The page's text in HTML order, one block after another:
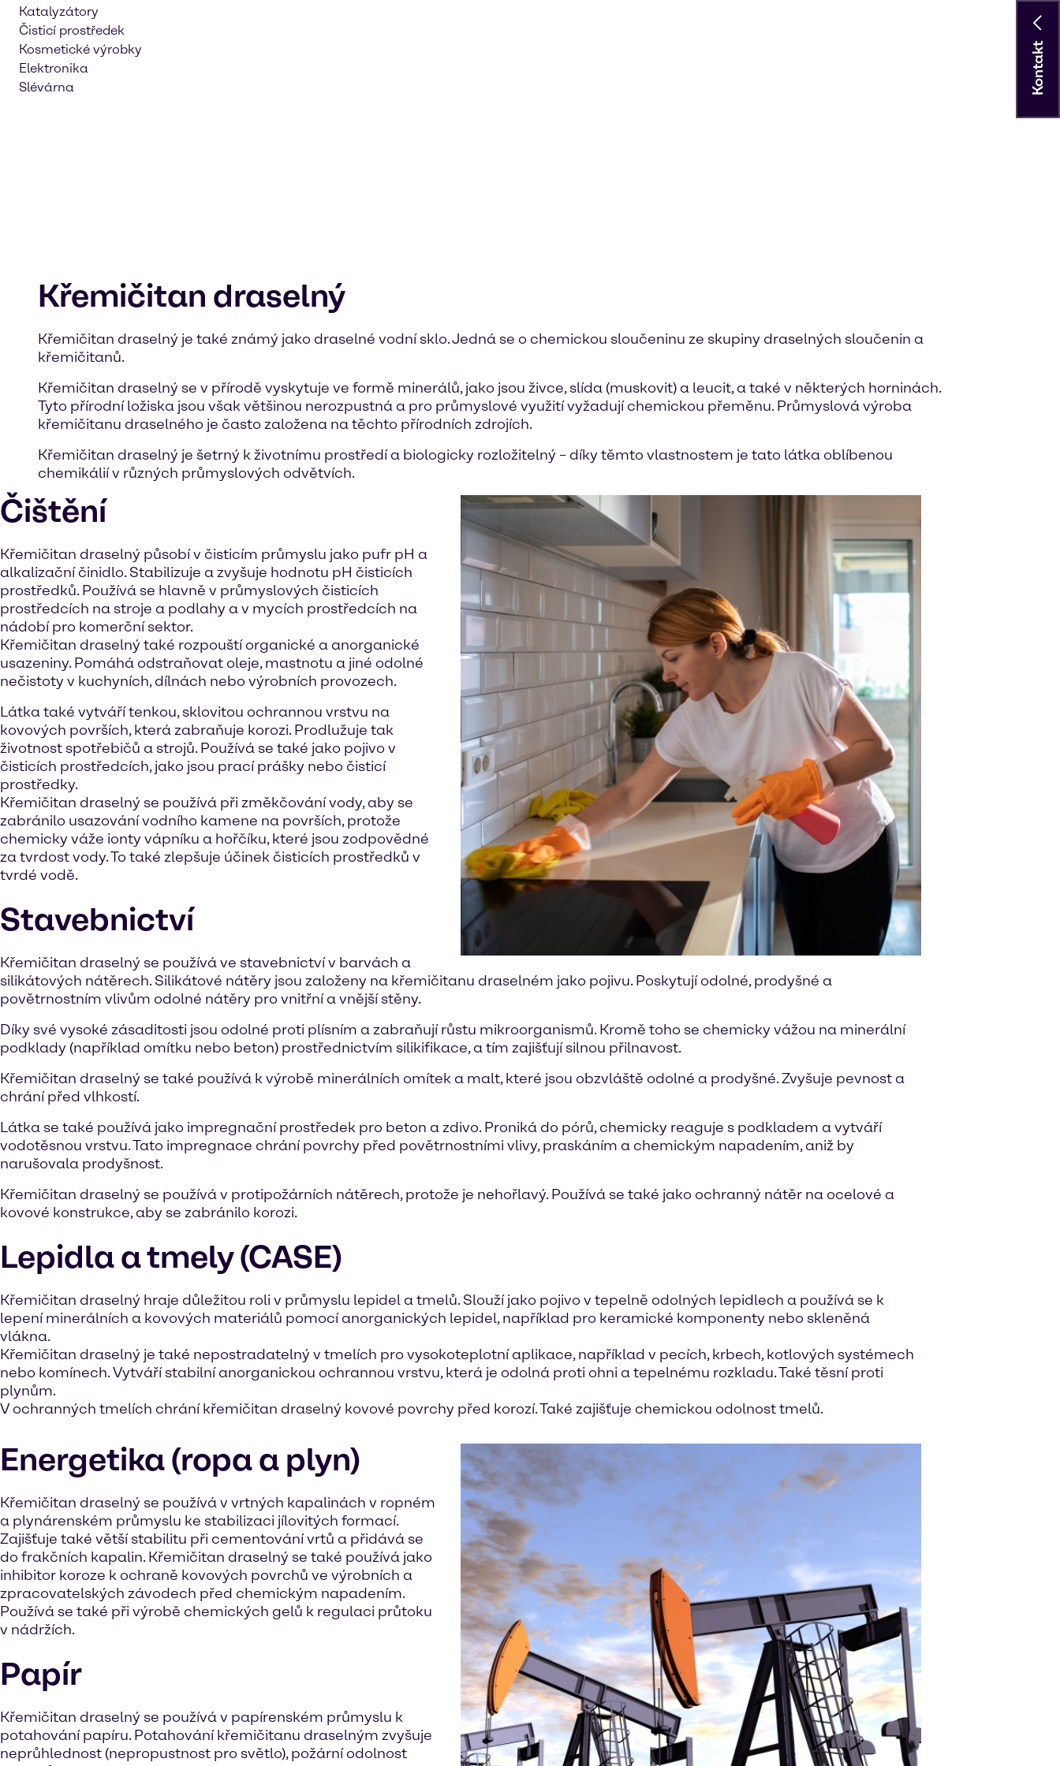
Katalyzátory
Čisticí prostředek
Kosmetické výrobky
Elektronika
Slévárna
Křemičitan draselný
Křemičitan draselný je také známý jako draselné vodní sklo. Jedná se o chemickou sloučeninu ze skupiny draselných sloučenin a
křemičitanů.
Křemičitan draselný se v přírodě vyskytuje ve formě minerálů, jako jsou živce, slída (muskovit) a leucit, a také v některých horninách.
Tyto přírodní ložiska jsou však většinou nerozpustná a pro průmyslové využití vyžadují chemickou přeměnu. Průmyslová výroba
křemičitanu draselného je často založena na těchto přírodních zdrojích.
Křemičitan draselný je šetrný k životnímu prostředí a biologicky rozložitelný – díky těmto vlastnostem je tato látka oblíbenou
chemikálií v různých průmyslových odvětvích.
Čištění
Křemičitan draselný působí v čisticím průmyslu jako pufr pH a
alkalizační činidlo. Stabilizuje a zvyšuje hodnotu pH čisticích
prostředků. Používá se hlavně v průmyslových čisticích
prostředcích na stroje a podlahy a v mycích prostředcích na
nádobí pro komerční sektor.
Křemičitan draselný také rozpouští organické a anorganické
usazeniny. Pomáhá odstraňovat oleje, mastnotu a jiné odolné
nečistoty v kuchyních, dílnách nebo výrobních provozech.
Látka také vytváří tenkou, sklovitou ochrannou vrstvu na
kovových površích, která zabraňuje korozi. Prodlužuje tak
životnost spotřebičů a strojů. Používá se také jako pojivo v
čisticích prostředcích, jako jsou prací prášky nebo čisticí
prostředky.
Křemičitan draselný se používá při změkčování vody, aby se
zabránilo usazování vodního kamene na površích, protože
chemicky váže ionty vápníku a hořčíku, které jsou zodpovědné
za tvrdost vody. To také zlepšuje účinek čisticích prostředků v
tvrdé vodě.
Stavebnictví
Křemičitan draselný se používá ve stavebnictví v barvách a
silikátových nátěrech. Silikátové nátěry jsou založeny na křemičitanu draselném jako pojivu. Poskytují odolné, prodyšné a
povětrnostním vlivům odolné nátěry pro vnitřní a vnější stěny.
Díky své vysoké zásaditosti jsou odolné proti plísním a zabraňují růstu mikroorganismů. Kromě toho se chemicky vážou na minerální
podklady (například omítku nebo beton) prostřednictvím silikifikace, a tím zajišťují silnou přilnavost.
Křemičitan draselný se také používá k výrobě minerálních omítek a malt, které jsou obzvláště odolné a prodyšné. Zvyšuje pevnost a
chrání před vlhkostí.
Látka se také používá jako impregnační prostředek pro beton a zdivo. Proniká do pórů, chemicky reaguje s podkladem a vytváří
vodotěsnou vrstvu. Tato impregnace chrání povrchy před povětrnostními vlivy, praskáním a chemickým napadením, aniž by
narušovala prodyšnost.
Křemičitan draselný se používá v protipožárních nátěrech, protože je nehořlavý. Používá se také jako ochranný nátěr na ocelové a
kovové konstrukce, aby se zabránilo korozi.
Lepidla a tmely (CASE)
Křemičitan draselný hraje důležitou roli v průmyslu lepidel a tmelů. Slouží jako pojivo v tepelně odolných lepidlech a používá se k
lepení minerálních a kovových materiálů pomocí anorganických lepidel, například pro keramické komponenty nebo skleněná
vlákna.
Křemičitan draselný je také nepostradatelný v tmelích pro vysokoteplotní aplikace, například v pecích, krbech, kotlových systémech
nebo komínech. Vytváří stabilní anorganickou ochrannou vrstvu, která je odolná proti ohni a tepelnému rozkladu. Také těsní proti
plynům.
V ochranných tmelích chrání křemičitan draselný kovové povrchy před korozí. Také zajišťuje chemickou odolnost tmelů.
Energetika (ropa a plyn)
Křemičitan draselný se používá v vrtných kapalinách v ropném
a plynárenském průmyslu ke stabilizaci jílovitých formací.
Zajišťuje také větší stabilitu při cementování vrtů a přidává se
do frakčních kapalin. Křemičitan draselný se také používá jako
inhibitor koroze k ochraně kovových povrchů ve výrobních a
zpracovatelských závodech před chemickým napadením.
Používá se také při výrobě chemických gelů k regulaci průtoku
v nádržích.
Papír
Křemičitan draselný se používá v papírenském průmyslu k
potahování papíru. Potahování křemičitanu draselným zvyšuje
neprůhlednost (nepropustnost pro světlo), požární odolnost
Kontakt